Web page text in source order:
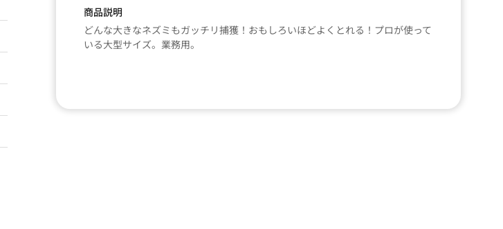
商品説明
どんな大きなネズミもガッチリ捕獲！おもしろいほどよくとれる！プロが使って
いる大型サイズ。業務用。